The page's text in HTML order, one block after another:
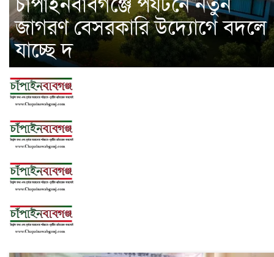
জাগরণ বেসরকারি উদ্যোগে বদলে
যাচ্ছে দ